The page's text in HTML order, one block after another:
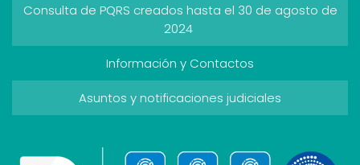
Consulta de PQRS creados hasta el 30 de agosto de
2024
Información y Contactos
Asuntos y notificaciones judiciales